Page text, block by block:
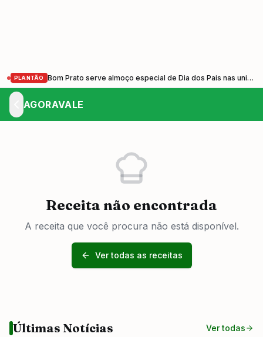
PLANTÃO Bom Prato serve almoço especial de Dia dos Pais nas unidades do Vale do Paraíba nesta sexta-feira (7)
AGORAVALE
Receita não encontrada
A receita que você procura não está disponível.
Ver todas as receitas
Últimas Notícias Ver todas